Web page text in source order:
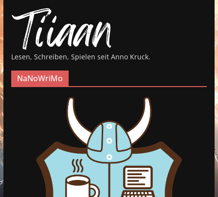
Lesen, Schreiben, Spielen seit Anno Kruck.
NaNoWriMo